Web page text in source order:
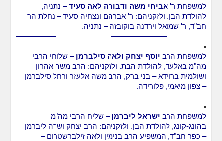
למשפחת ר'אביחי משה ודבורה לאה סעיד– נתניה,
להולדת הבן. ולזקניהם: ר' אברהם ונצחיה סעיד – נחלת הר
חב"ד, ר' שמואל וירדנה בוקובזה – נתניה.
למשפחת הרב יוסף יצחק ולאה סילברמן – שלוחי הרבי
מה"מ באלעד, להולדת הבת. ולזקניהם: הרב משה אהרון
ושולמית ברוידא – בני ברק, הרב משה אלעזר ורחל סילברמן
– צפון מיאמי, פלורידה.
למשפחת הרב ישראל ליברמן – שליח הרבי מה"מ
בהונג-קונג, להולדת הבן. ולזקניהם: הרב יצחק ושרה ליברמן
– כפר חב"ד, המשפיע הרב בנימין ולאה זילברשטרום –